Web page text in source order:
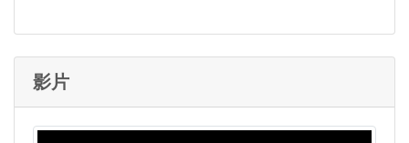
影片